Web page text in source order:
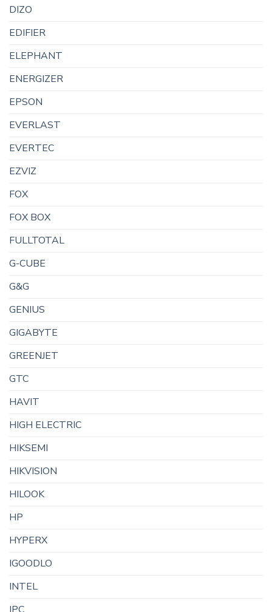
DIZO
EDIFIER
ELEPHANT
ENERGIZER
EPSON
EVERLAST
EVERTEC
EZVIZ
FOX
FOX BOX
FULLTOTAL
G-CUBE
G&G
GENIUS
GIGABYTE
GREENJET
GTC
HAVIT
HIGH ELECTRIC
HIKSEMI
HIKVISION
HILOOK
HP
HYPERX
IGOODLO
INTEL